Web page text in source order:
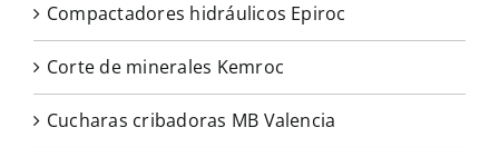
Compactadores hidráulicos Epiroc
Corte de minerales Kemroc
Cucharas cribadoras MB Valencia